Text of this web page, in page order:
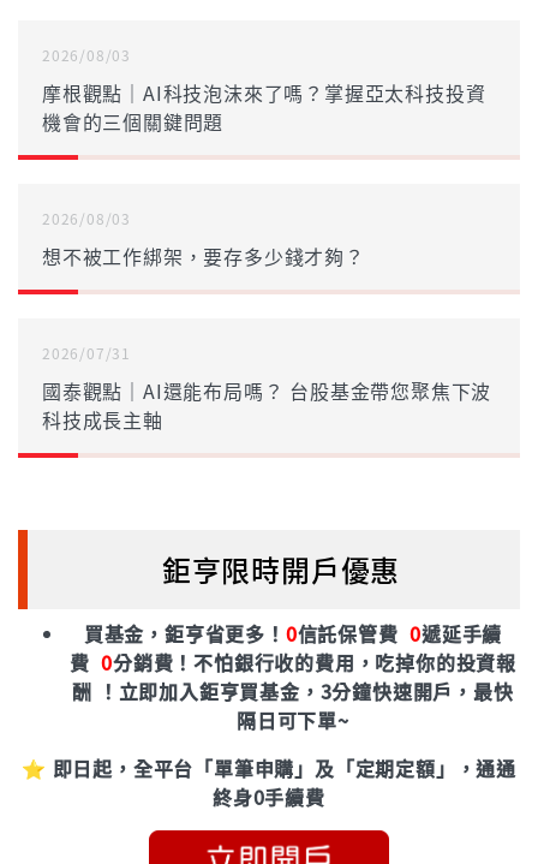
2026/08/03
摩根觀點｜AI科技泡沫來了嗎？掌握亞太科技投資
機會的三個關鍵問題
2026/08/03
想不被工作綁架，要存多少錢才夠？
2026/07/31
國泰觀點｜AI還能布局嗎？ 台股基金帶您聚焦下波
科技成長主軸
鉅亨限時開戶優惠
買基金，鉅亨省更多！ 0信託保管費0遞延手續
費0分銷費！不怕銀行收的費用，吃掉你的投資報
酬 ！立即加入鉅亨買基金，3分鐘快速開戶，最快
隔日可下單~
⭐ 即日起，全平台「單筆申購」及「定期定額」，通通
終身0手續費